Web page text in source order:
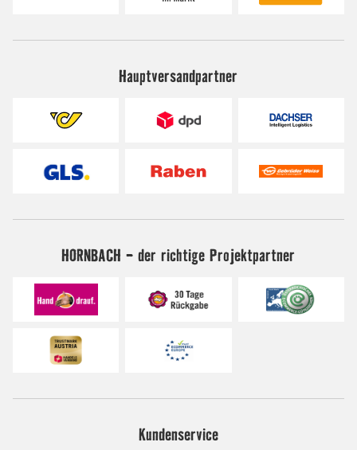
Hauptversandpartner
HORNBACH - der richtige Projektpartner
Kundenservice